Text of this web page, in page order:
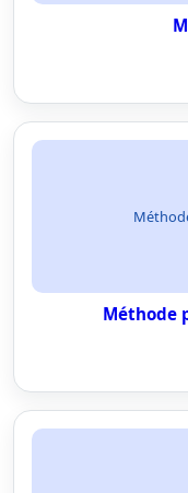
Méthode